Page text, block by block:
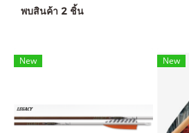
พบสินค้า 2 ชิ้น
New New